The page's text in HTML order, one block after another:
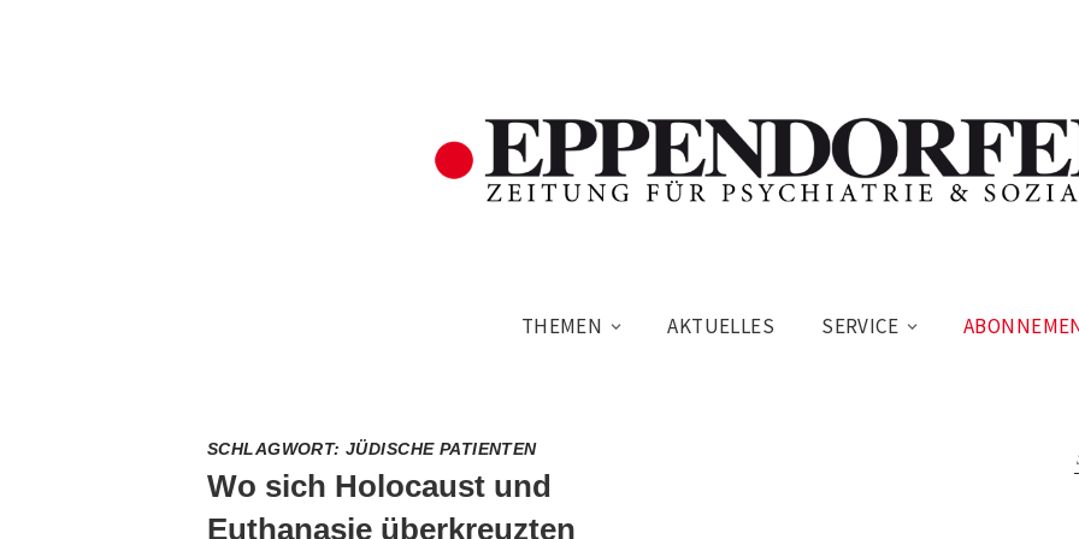
THEMEN AKTUELLES SERVICE
SCHLAGWORT:JÜDISCHE PATIENTEN
Wo sich Holocaust und
Euthanasie überkreuzten